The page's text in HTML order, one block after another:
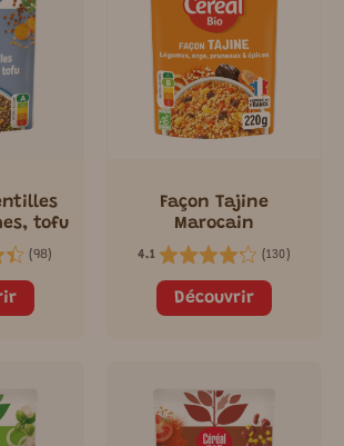
tofu
(98)
Façon Tajine
Marocain
4.1 (130)
Découvrir